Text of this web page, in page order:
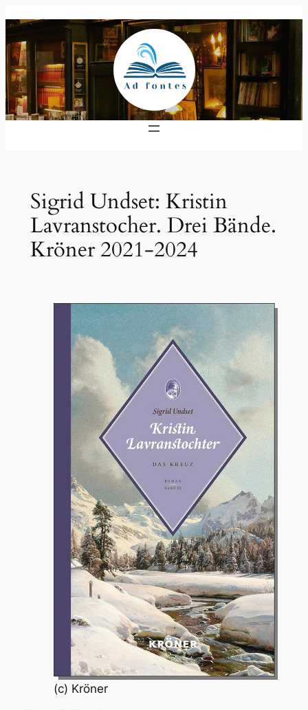
Inhalt
springen
Sigrid Undset: Kristin
Lavranstocher. Drei Bände.
Kröner 2021-2024
(c) Kröner